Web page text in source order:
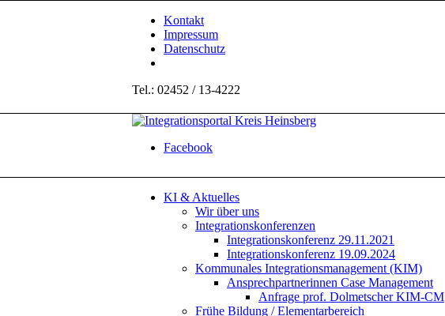
Kontakt
Impressum
Datenschutz
Tel.: 02452 / 13-4222
Facebook
KI & Aktuelles
Wir über uns
Integrationskonferenzen
Integrationskonferenz 29.11.2021
Integrationskonferenz 19.09.2024
Kommunales Integrationsmanagement (KIM)
Ansprechpartnerinnen Case Management
Anfrage prof. Dolmetscher KIM-CM
Frühe Bildung / Elementarbereich